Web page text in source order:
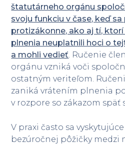
štatutárneho orgánu
svoju funkciu v čase, keď
protizákonne, ako aj tí,
plnenia neuplatnili hoci o
a mohli vedieť. Ručenie
orgánu vzniká voči
ostatným veriteľom.
zaniká vrátením plnenia
v rozpore so zákazom späť
V praxi často sa
bezúročnej pôžičky medzi